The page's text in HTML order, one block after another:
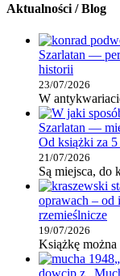
Aktualności / Blog
Szarlatan —
historii
23/07/2026
W
Szarlatan —
Od książki za 5
21/07/2026
Są miejsca, do
oprawach – od
rzemieślnicze
19/07/2026
Książkę
dowcip z